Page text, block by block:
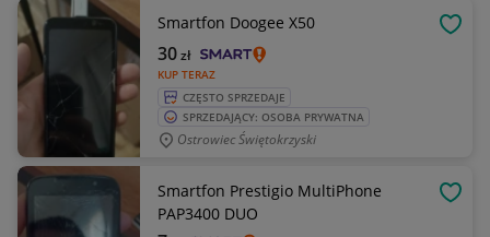
Smartfon Doogee X50
KUP TERAZ
30zł
CZĘSTO SPRZEDAJE
SPRZEDAJĄCY: OSOBA PRYWATNA
Ostrowiec Świętokrzyski
Smartfon Prestigio MultiPhone
PAP3400 DUO